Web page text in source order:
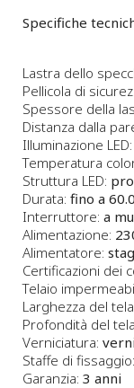
Specifiche
Lastra dello
Pellicola di
Spessore della
Distanza dalla
Illuminazione LED:
Temperatura
Struttura LED:
Durata: fino a
Interruttore: a
Alimentazione:
Alimentatore:
Certificazioni dei
Telaio
Larghezza del
Profondità del
Verniciatura:
Staffe di fissaggio:
Garanzia: 3 anni